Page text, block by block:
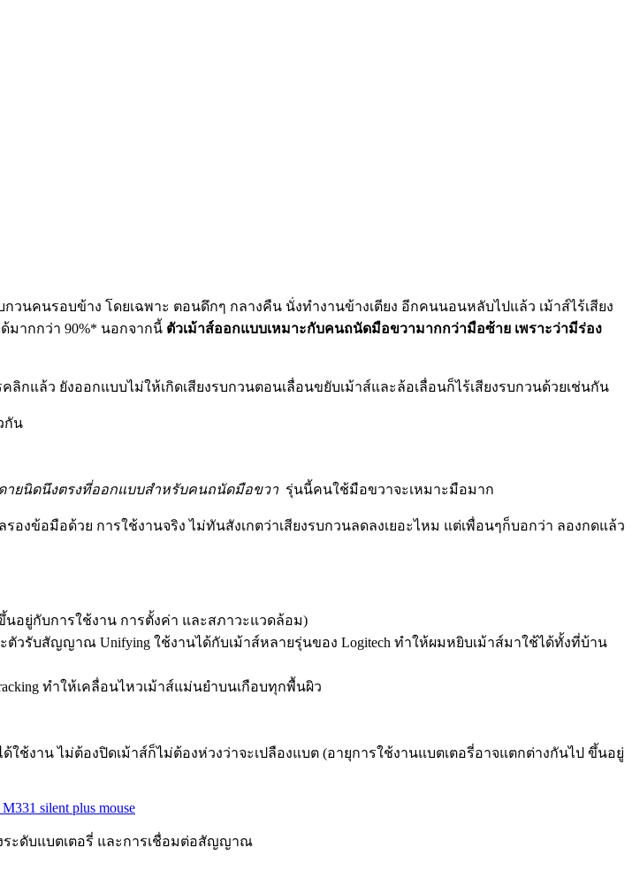
วนคนรอบข้าง โดยเฉพาะ ตอนดึกๆ กลางคืน นั่งทำงานข้างเตียง อีกคนนอนหลับไปแล้ว เม้าส์ไร้เสียง
มากกว่า 90%* นอกจากนี้ ตัวเม้าส์ออกแบบเหมาะกับคนถนัดมือขวามากกว่ามือซ้าย เพราะว่ามีร่อง
คลิกแล้ว ยังออกแบบไม่ให้เกิดเสียงรบกวนตอนเลื่อนขยับเม้าส์และล้อเลื่อนก็ไร้เสียงรบกวนด้วยเช่นกัน
กัน
ดายนิดนึงตรงที่ออกแบบสำหรับคนถนัดมือขวา รุ่นนี้คนใช้มือขวาจะเหมาะมือมาก
งข้อมือด้วย การใช้งานจริง ไม่ทันสังเกตว่าเสียงรบกวนลดลงเยอะไหม แต่เพื่อนๆก็บอกว่า ลองกดแล้ว
นอยู่กับการใช้งาน การตั้งค่า และสภาวะแวดล้อม)
ะตัวรับสัญญาณ Unifying ใช้งานได้กับเม้าส์หลายรุ่นของ Logitech ทำให้ผมหยิบเม้าส์มาใช้ได้ทั้งที่บ้าน
ทำให้เคลื่อนไหวเม้าส์แม่นยำบนเกือบทุกพื้นผิว
งาน ไม่ต้องปิดเม้าส์ก็ไม่ต้องห่วงว่าจะเปลืองแบต (อายุการใช้งานแบตเตอรี่อาจแตกต่างกันไป ขึ้นอยู่
ระดับแบตเตอรี่ และการเชื่อมต่อสัญญาณ